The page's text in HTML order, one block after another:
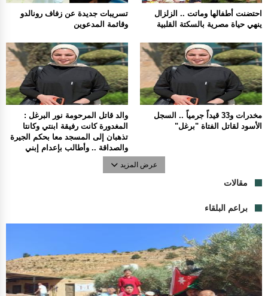
تسريبات جديدة عن زفاف رونالدو
وقائمة المدعوين
احتضنت أطفالها وماتت .. الزلزال
ينهي حياة مصرية بالسكتة القلبية
والد قاتل المرحومة نور البرغل :
المغدورة كانت رفيقة ابنتي وكانتا
تذهبان إلى المسجد معا بحكم الجيرة
والصداقة .. وأطالب بإعدام إبني
مخدرات و33 قيداً جرمياً .. السجل
الأسود لقاتل الفتاة "برغل"
عرض المزيد
مقالات
براعم البلقاء